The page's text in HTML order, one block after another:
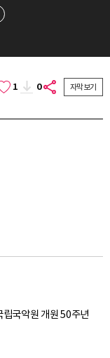
1 0 자막보기
국악원 개원 50주년